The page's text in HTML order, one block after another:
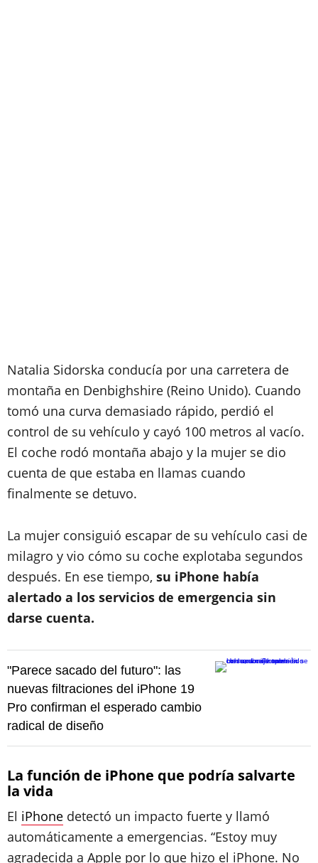
Natalia Sidorska conducía por una carretera de
montaña en Denbighshire (Reino Unido). Cuando
tomó una curva demasiado rápido, perdió el
control de su vehículo y cayó 100 metros al vacío.
El coche rodó montaña abajo y la mujer se dio
cuenta de que estaba en llamas cuando
finalmente se detuvo.
La mujer consiguió escapar de su vehículo casi de
milagro y vio cómo su coche explotaba segundos
después. En ese tiempo, su iPhone había
alertado a los servicios de emergencia sin
darse cuenta.
"Parece sacado del futuro": las
nuevas filtraciones del iPhone 19
Pro confirman el esperado cambio
radical de diseño
La función de iPhone que podría salvarte
la vida
El iPhone detectó un impacto fuerte y llamó
automáticamente a emergencias. “Estoy muy
agradecida a Apple por lo que hizo el iPhone. No